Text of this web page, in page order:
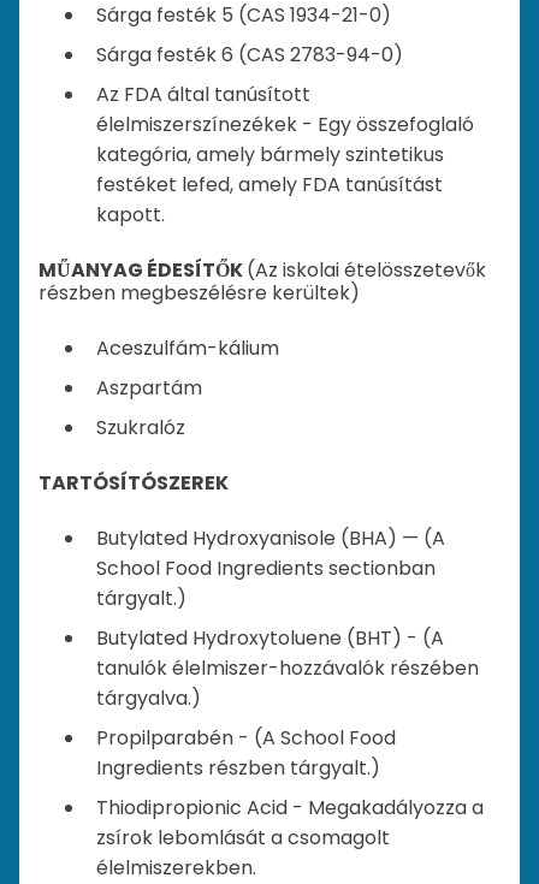
Sárga festék 5 (CAS 1934-21-0)
Sárga festék 6 (CAS 2783-94-0)
Az FDA által tanúsított
élelmiszerszínezékek - Egy összefoglaló
kategória, amely bármely szintetikus
festéket lefed, amely FDA tanúsítást
kapott.
MŰANYAG ÉDESÍTŐK(Az iskolai ételösszetevők
részben megbeszélésre kerültek)
Aceszulfám-kálium
Aszpartám
Szukralóz
TARTÓSÍTÓSZEREK
Butylated Hydroxyanisole (BHA) — (A
School Food Ingredients sectionban
tárgyalt.)
Butylated Hydroxytoluene (BHT) - (A
tanulók élelmiszer-hozzávalók részében
tárgyalva.)
Propilparabén - (A School Food
Ingredients részben tárgyalt.)
Thiodipropionic Acid - Megakadályozza a
zsírok lebomlását a csomagolt
élelmiszerekben.